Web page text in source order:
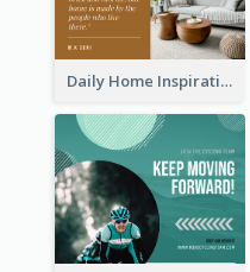
Daily Home Inspirational Quote Facebook Post